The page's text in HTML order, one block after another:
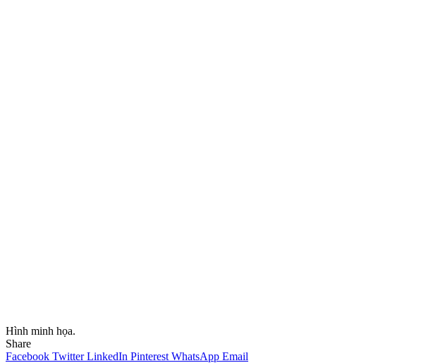
Hình minh họa.
Share
Facebook Twitter LinkedIn Pinterest WhatsApp Email